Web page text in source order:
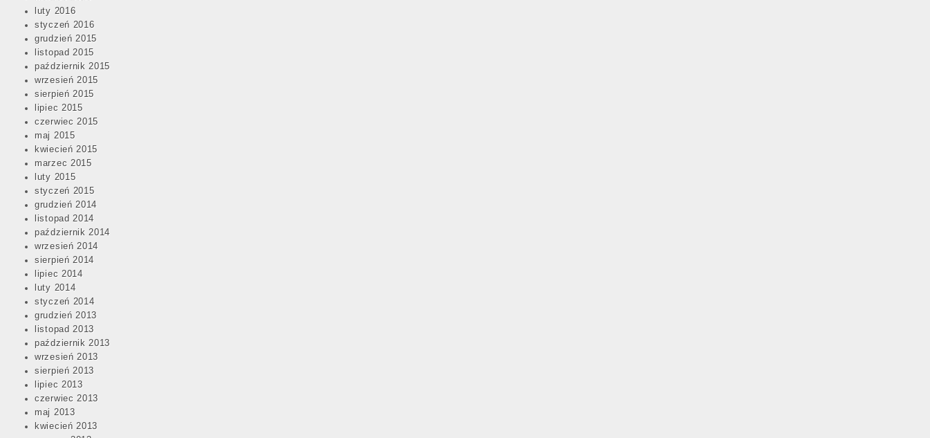
luty 2016
styczeń 2016
grudzień 2015
listopad 2015
październik 2015
wrzesień 2015
sierpień 2015
lipiec 2015
czerwiec 2015
maj 2015
kwiecień 2015
marzec 2015
luty 2015
styczeń 2015
grudzień 2014
listopad 2014
październik 2014
wrzesień 2014
sierpień 2014
lipiec 2014
luty 2014
styczeń 2014
grudzień 2013
listopad 2013
październik 2013
wrzesień 2013
sierpień 2013
lipiec 2013
czerwiec 2013
maj 2013
kwiecień 2013